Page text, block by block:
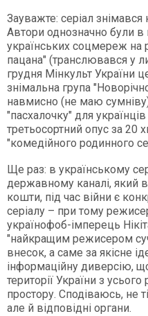
Зауважте: серіал знімався
Автори однозначно були в
українських соцмереж на
пацана" (транслювався у
грудня Мінкульт України
знімальна група
навмисно (не маю
"пасхалочку" для
третьосортний опус за 20
"комедійного родинного
Ще раз: в українському
державному каналі, який
кошти, під час війни є
серіалу – при тому
українофоб-імперець
"найкращим режисером
внесок, а саме за якісне
інформаційну диверсію,
території України з
простору. Сподіваюсь, не
але й відповідні органи.